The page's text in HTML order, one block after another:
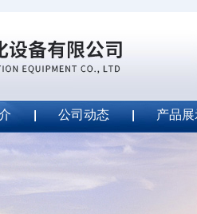
公司动态 产品